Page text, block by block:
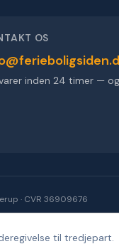
OS
inden 24 timer —
· CVR 36909676
til tredjepart.